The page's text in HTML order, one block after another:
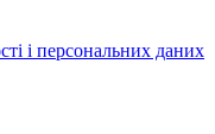
і персональних даних